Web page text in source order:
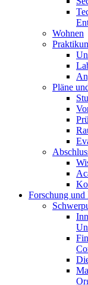
Wohnen
Pläne
Forschung